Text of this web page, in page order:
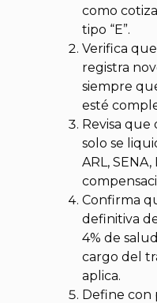
como
tipo “E”.
Verifica
registra
siempre
esté
Revisa que
solo se
ARL,
Confirma
definitiva
4% de
cargo del
aplica.
Define con